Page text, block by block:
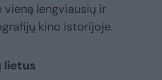
vieną lengviausių ir
kino istorijoje.
lietus